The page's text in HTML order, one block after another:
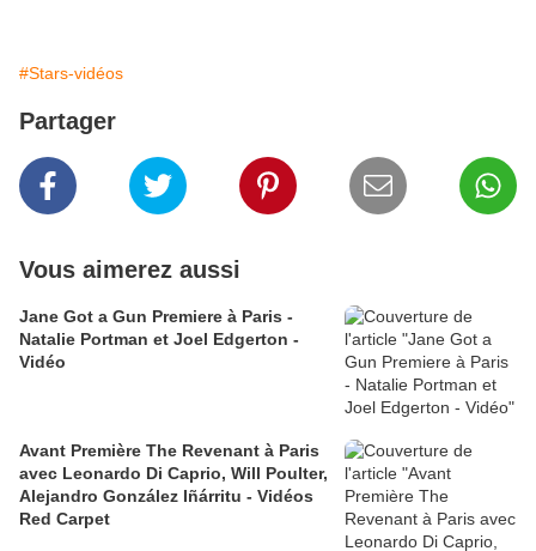
#Stars-vidéos
Partager
Vous aimerez aussi
Jane Got a Gun Premiere à Paris -
Natalie Portman et Joel Edgerton -
Vidéo
Avant Première The Revenant à Paris
avec Leonardo Di Caprio, Will Poulter,
Alejandro González Iñárritu - Vidéos
Red Carpet